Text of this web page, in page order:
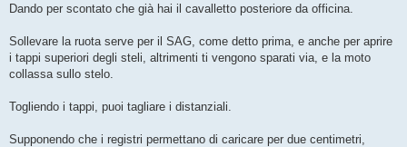
i
Dando per scontato che già hai il cavalletto posteriore da officina.
Sollevare la ruota serve per il SAG, come detto prima, e anche per aprire
i tappi superiori degli steli, altrimenti ti vengono sparati via, e la moto
collassa sullo stelo.
Togliendo i tappi, puoi tagliare i distanziali.
Supponendo che i registri permettano di caricare per due centimetri,